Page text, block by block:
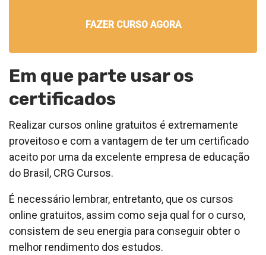
FAZER CURSO AGORA
Em que parte usar os
certificados
Realizar cursos online gratuitos é extremamente
proveitoso e com a vantagem de ter um certificado
aceito por uma da excelente empresa de educação
do Brasil, CRG Cursos.
É necessário lembrar, entretanto, que os cursos
online gratuitos, assim como seja qual for o curso,
consistem de seu energia para conseguir obter o
melhor rendimento dos estudos.